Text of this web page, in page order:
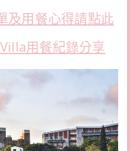
及用餐心得請點此
用餐紀錄分享